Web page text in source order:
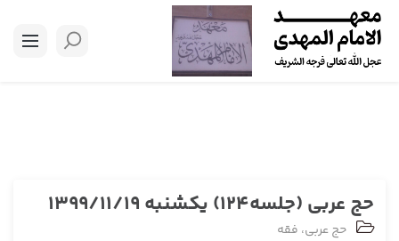
حج عربی (جلسه124) یکشنبه 1399/11/19
حج عربی، فقه